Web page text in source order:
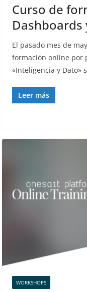
Curso de
Dashboards
El pasado mes de
formación online por
«Inteligencia y Dato»
Leer más
WORKSHOPS